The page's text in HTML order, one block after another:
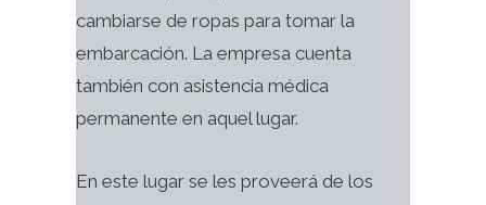
cambiarse de ropas para tomar la
embarcación. La empresa cuenta
también con asistencia médica
permanente en aquel lugar.
En este lugar se les proveerá de los